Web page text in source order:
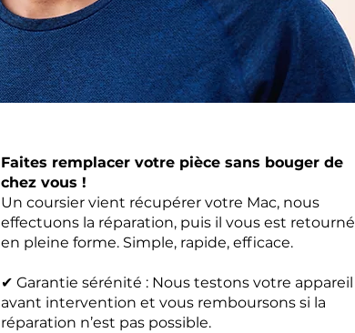
Faites remplacer votre pièce sans bouger de
chez vous !
Un coursier vient récupérer votre Mac, nous
effectuons la réparation, puis il vous est retourné
en pleine forme. Simple, rapide, efficace.
✔ Garantie sérénité : Nous testons votre appareil
avant intervention et vous remboursons si la
réparation n’est pas possible.